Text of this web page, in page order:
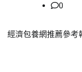
0
經濟包養網推薦參考